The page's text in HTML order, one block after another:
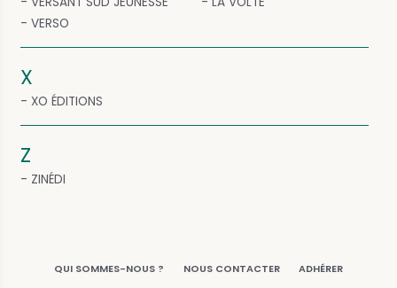
VERSO
X
XO ÉDITIONS
Z
ZINÉDI
QUI SOMMES-NOUS ? NOUS CONTACTER ADHÉRER